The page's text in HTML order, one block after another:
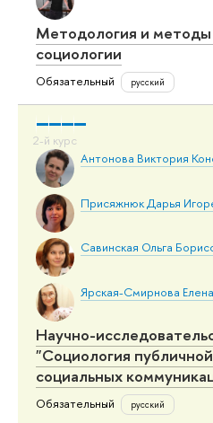
Методология и методы
социологии
Обязательный русский
Антонова Виктория
Присяжнюк Дарья
Савинская Ольга
Ярская-Смирнова
Научно-
"Социология
социальных
Обязательный русский